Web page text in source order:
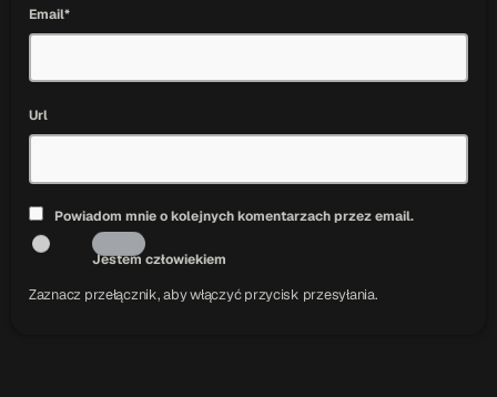
Email*
Url
Powiadom mnie o kolejnych komentarzach przez email.
Jestem człowiekiem
Zaznacz przełącznik, aby włączyć przycisk przesyłania.